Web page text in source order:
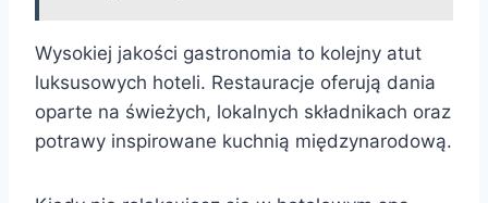
Wysokiej jakości gastronomia to kolejny atut
luksusowych hoteli. Restauracje oferują dania
oparte na świeżych, lokalnych składnikach oraz
potrawy inspirowane kuchnią międzynarodową.